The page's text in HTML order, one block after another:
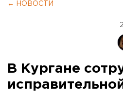
← НОВОСТИ
В Кургане